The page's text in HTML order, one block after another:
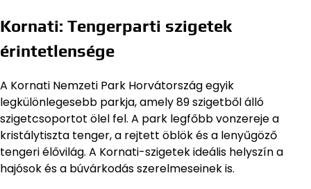
Kornati: Tengerparti szigetek
érintetlensége
A Kornati Nemzeti Park Horvátország egyik
legkülönlegesebb parkja, amely 89 szigetből álló
szigetcsoportot ölel fel. A park legfőbb vonzereje a
kristálytiszta tenger, a rejtett öblök és a lenyűgöző
tengeri élővilág. A Kornati-szigetek ideális helyszín a
hajósok és a búvárkodás szerelmeseinek is.